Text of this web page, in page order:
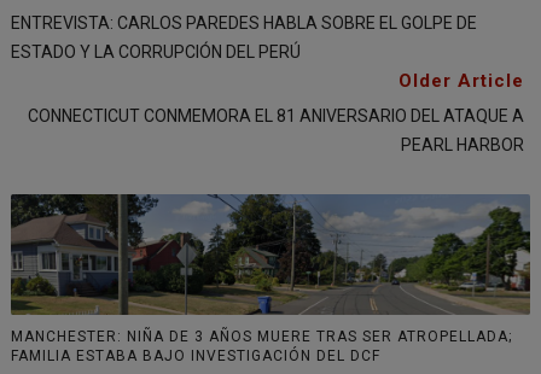
ENTREVISTA: CARLOS PAREDES HABLA SOBRE EL GOLPE DE
ESTADO Y LA CORRUPCIÓN DEL PERÚ
Older Article
CONNECTICUT CONMEMORA EL 81 ANIVERSARIO DEL ATAQUE A
PEARL HARBOR
MANCHESTER: NIÑA DE 3 AÑOS MUERE TRAS SER ATROPELLADA;
FAMILIA ESTABA BAJO INVESTIGACIÓN DEL DCF